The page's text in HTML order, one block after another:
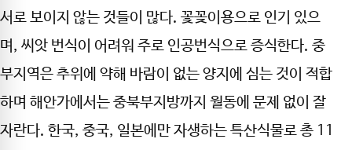
서로 보이지 않는 것들이 많다. 꽃꽂이용으로 인기 있으
며, 씨앗 번식이 어려워 주로 인공번식으로 증식한다. 중
부지역은 추위에 약해 바람이 없는 양지에 심는 것이 적합
하며 해안가에서는 중북부지방까지 월동에 문제 없이 잘
자란다. 한국, 중국, 일본에만 자생하는 특산식물로 총 11